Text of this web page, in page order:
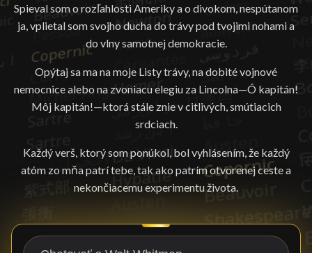
Spieval som o rozľahlosti Ameriky a o divokom, nespútanom
ja, vplietal som svojho ducha do trávy pod tvojimi nohami a
do vlny samotnej demokracie.
Opýtaj sa ma na moje Listy trávy, na dobité vojnové
nemocnice alebo na zvoniacu elegiu za Lincolna—Ó kapitán!
Môj kapitán!—ktorá stále znie v citlivých, smútiacich
srdciach.
Každý verš, ktorý som ponúkol, bol vyhlásením, že každý
atóm zo mňa patrí tebe, tak ako patrím otvorenej ceste a
nekončiacemu experimentu života.